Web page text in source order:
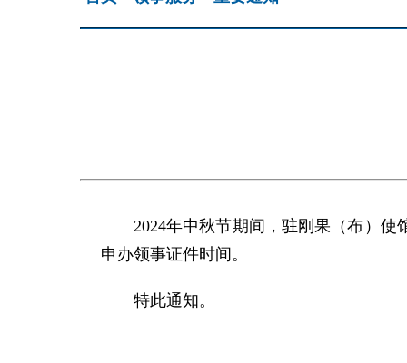
2024年中秋节期间，驻刚果（布）
申办领事证件时间。
特此通知。